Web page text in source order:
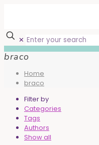
✕
braco
Home
braco
Filter by
Categories
Tags
Authors
Show all